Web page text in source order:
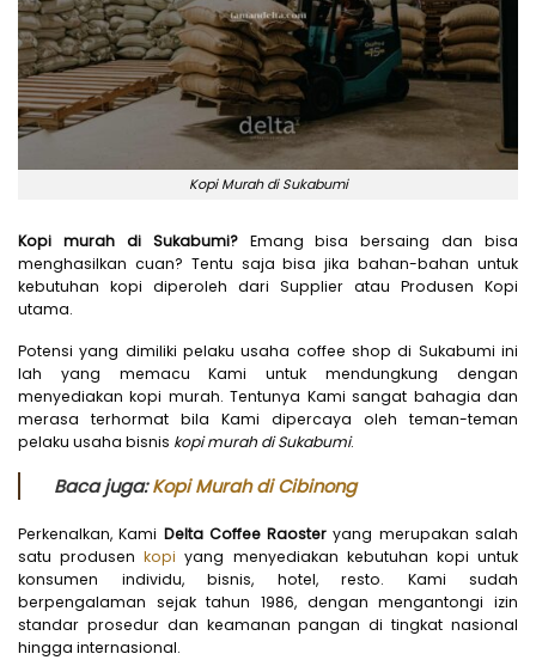
Kopi Murah di Sukabumi
Kopi murah di Sukabumi?Emang bisa bersaing dan bisa
menghasilkan cuan? Tentu saja bisa jika bahan-bahan untuk
kebutuhan kopi diperoleh dari Supplier atau Produsen Kopi
utama.
Potensi yang dimiliki pelaku usaha coffee shop di Sukabumi ini
lah yang memacu Kami untuk mendungkung dengan
menyediakan kopi murah. Tentunya Kami sangat bahagia dan
merasa terhormat bila Kami dipercaya oleh teman-teman
pelaku usaha bisnis kopi murah di Sukabumi.
Baca juga:Kopi Murah di Cibinong
Perkenalkan, Kami Delta Coffee Raoster yang merupakan salah
satu produsenkopi yang menyediakan kebutuhan kopi untuk
konsumen individu, bisnis, hotel, resto. Kami sudah
berpengalaman sejak tahun 1986, dengan mengantongi izin
standar prosedur dan keamanan pangan di tingkat nasional
hingga internasional.